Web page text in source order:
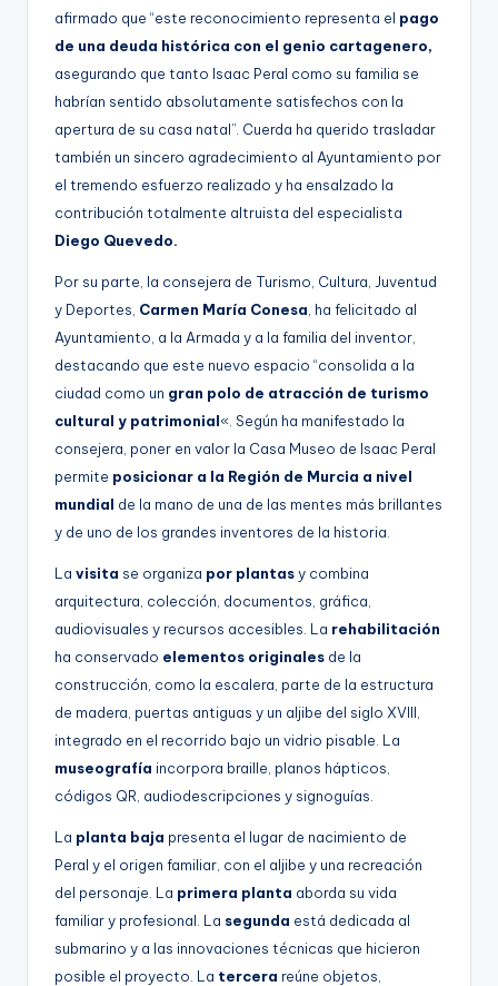
afirmado que “este reconocimiento representa el pago
de una deuda histórica con el genio cartagenero,
asegurando que tanto Isaac Peral como su familia se
habrían sentido absolutamente satisfechos con la
apertura de su casa natal”. Cuerda ha querido trasladar
también un sincero agradecimiento al Ayuntamiento por
el tremendo esfuerzo realizado y ha ensalzado la
contribución totalmente altruista del especialista
Diego Quevedo.
Por su parte, la consejera de Turismo, Cultura, Juventud
y Deportes, Carmen María Conesa , ha felicitado al
Ayuntamiento, a la Armada y a la familia del inventor,
destacando que este nuevo espacio “consolida a la
ciudad como un gran polo de atracción de turismo
cultural y patrimonial«. Según ha manifestado la
consejera, poner en valor la Casa Museo de Isaac Peral
permite posicionar a la Región de Murcia a nivel
mundial de la mano de una de las mentes más brillantes
y de uno de los grandes inventores de la historia.
La visita se organiza por plantasy combina
arquitectura, colección, documentos, gráfica,
audiovisuales y recursos accesibles. La rehabilitación
ha conservado elementos originales de la
construcción, como la escalera, parte de la estructura
de madera, puertas antiguas y un aljibe del siglo XVIII,
integrado en el recorrido bajo un vidrio pisable. La
museografía incorpora braille, planos hápticos,
códigos QR, audiodescripciones y signoguías.
La planta baja presenta el lugar de nacimiento de
Peral y el origen familiar, con el aljibe y una recreación
del personaje. La primera planta aborda su vida
familiar y profesional. La segunda está dedicada al
submarino y a las innovaciones técnicas que hicieron
posible el proyecto. La tercera reúne objetos,